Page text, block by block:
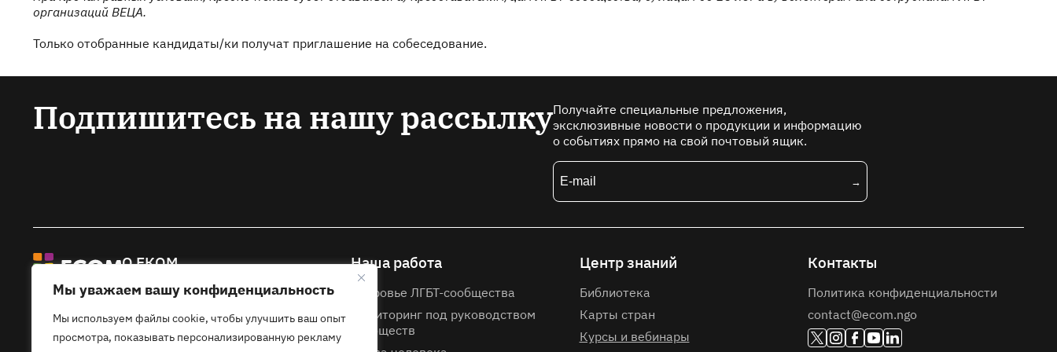
Мы уважаем вашу конфиденциальность
Мы используем файлы cookie, чтобы улучшить ваш опыт
просмотра, показывать персонализированную рекламу
организаций ВЕЦА.
Только отобранные кандидаты/ки получат приглашение на собеседование.
Подпишитесь на нашу рассылкуПолучайте специальные предложения,
эксклюзивные новости о продукции и информацию
о событиях прямо на свой почтовый ящик.
О ЕКОМ
Основная информация о EКOM
Членство в ЕКОМ
Контакты
Наша работа
Здоровье ЛГБТ-сообщества
Мониторинг под руководством
сообществ
Центр знаний
Библиотека
Карты стран
Курсы и вебинары
Контакты
Политика конфиденциальности
contact@ecom.ngo